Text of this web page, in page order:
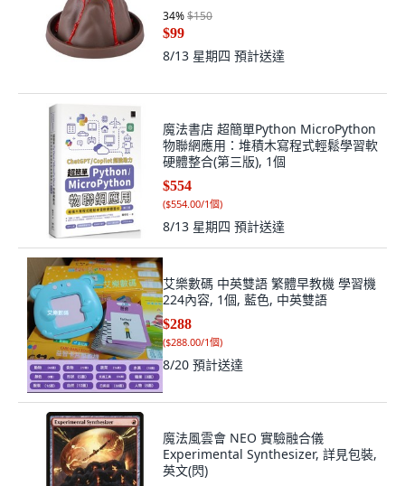
34%$150
$99
8/13 星期四 預計送達
魔法書店 超簡單Python MicroPython
物聯網應用：堆積木寫程式輕鬆學習軟
硬體整合(第三版), 1個
$554
($554.00/1個)
8/13 星期四 預計送達
艾樂數碼 中英雙語 繁體早教機 學習機
224內容, 1個, 藍色, 中英雙語
$288
($288.00/1個)
8/20 預計送達
魔法風雲會 NEO 實驗融合儀
Experimental Synthesizer, 詳見包裝,
英文(閃)